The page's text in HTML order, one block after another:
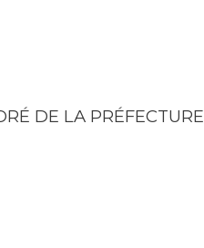
DE LA PRÉFECTURE